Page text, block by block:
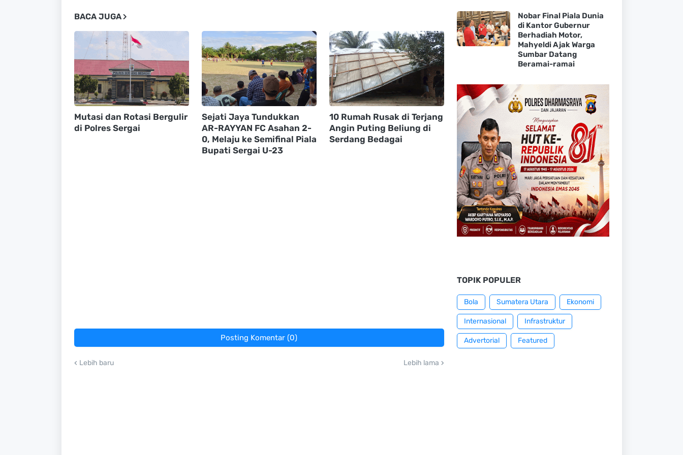
BACA JUGA
Mutasi dan Rotasi Bergulir
di Polres Sergai
Sejati Jaya Tundukkan
AR-RAYYAN FC Asahan 2-
0, Melaju ke Semifinal Piala
Bupati Sergai U-23
10 Rumah Rusak di Terjang
Angin Puting Beliung di
Serdang Bedagai
Posting Komentar (0)
Lebih baru Lebih lama
Nobar Final Piala Dunia
di Kantor Gubernur
Berhadiah Motor,
Mahyeldi Ajak Warga
Sumbar Datang
Beramai-ramai
TOPIK POPULER
Bola Sumatera Utara Ekonomi
Internasional Infrastruktur
Advertorial Featured